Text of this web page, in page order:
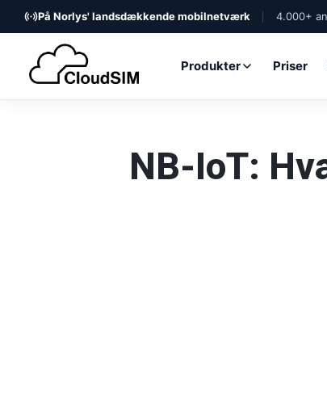
På Norlys' landsdækkende mobilnetværk 4.000+
Produkter Priser
NB-IoT: